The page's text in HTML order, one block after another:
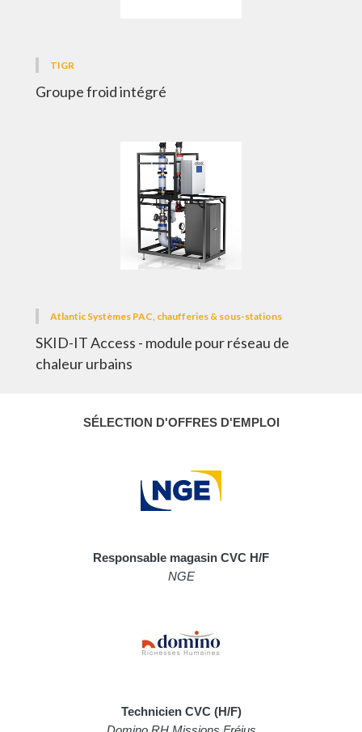
TIGR
Groupe froid intégré
Atlantic Systèmes PAC, chaufferies & sous-stations
SKID-IT Access - module pour réseau de
chaleur urbains
SÉLECTION D'OFFRES D'EMPLOI
Responsable magasin CVC H/F
NGE
Technicien CVC (H/F)